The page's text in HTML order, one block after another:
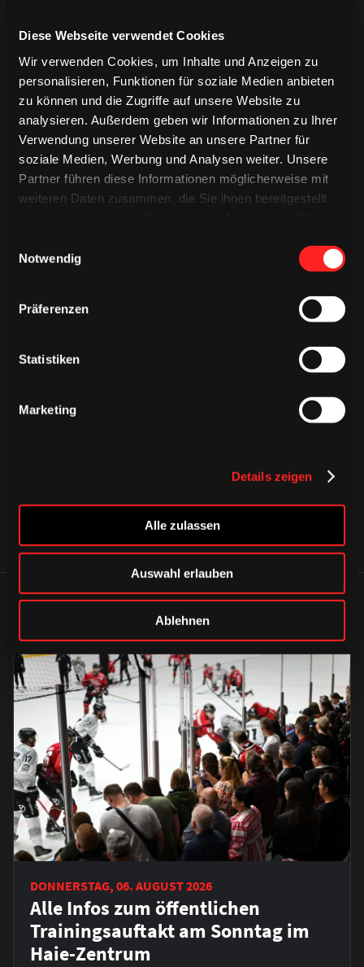
Diese Webseite verwendet Cookies
Wir verwenden Cookies, um Inhalte und Anzeigen zu
personalisieren, Funktionen für soziale Medien anbieten
zu können und die Zugriffe auf unsere Website zu
analysieren. Außerdem geben wir Informationen zu Ihrer
Verwendung unserer Website an unsere Partner für
soziale Medien, Werbung und Analysen weiter. Unsere
Partner führen diese Informationen möglicherweise mit
weiteren Daten zusammen, die Sie ihnen bereitgestellt
Notwendig
Präferenzen
Statistiken
Marketing
Details zeigen
Alle zulassen
Auswahl erlauben
Ablehnen
TRIKOTS
TRIKOTS
TRIKOTS
ÄHNLICHE NEWS
DONNERSTAG, 06. AUGUST 2026
Alle Infos zum öffentlichen
Trainingsauftakt am Sonntag im
Haie-Zentrum